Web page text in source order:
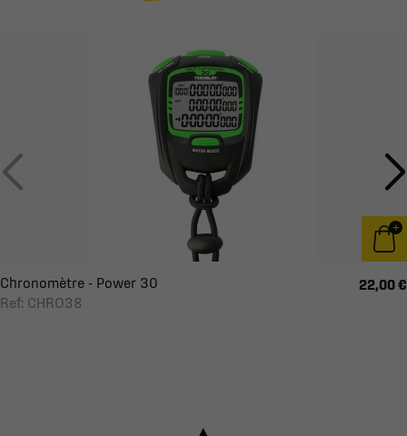
Chronomètre - Power 30
Ref: CHRO38
22,00 €